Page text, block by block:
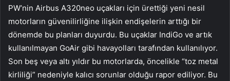
PW’nin Airbus A320neo uçakları için ürettiği yeni nesil
motorların güvenilirliğine ilişkin endişelerin arttığı bir
dönemde bu planları duyurdu. Bu uçaklar IndiGo ve artık
kullanılmayan GoAir gibi havayolları tarafından kullanılıyor.
Son beş veya altı yıldır bu motorlarda, öncelikle “toz metal
kirliliği” nedeniyle kalıcı sorunlar olduğu rapor ediliyor. Bu